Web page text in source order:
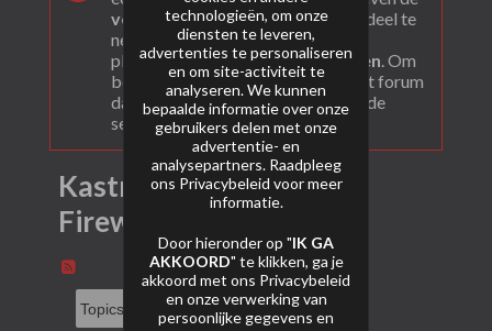
veel gestelde vragen. Om actief deel te
nemen en ook berichten te kunnen
plaatsen moet je je eerstregisteren. Om
berichten te bekijken, selecteer het forum
dat je wil bezoeken uit onderstaande
selectie.
Kastner Pyrotechnics
Fireworks
technologieën, om onze
diensten te leveren,
advertenties te personaliseren
en om site-activiteit te
analyseren. We kunnen
bepaalde informatie over onze
gebruikers delen met onze
advertentie- en
analysepartners. Raadpleeg
ons Privacybeleid voor meer
informatie.
Door hieronder op "IK GA
AKKOORD" te klikken, ga je
akkoord met ons Privacybeleid
en onze verwerking van
persoonlijke gegevens en